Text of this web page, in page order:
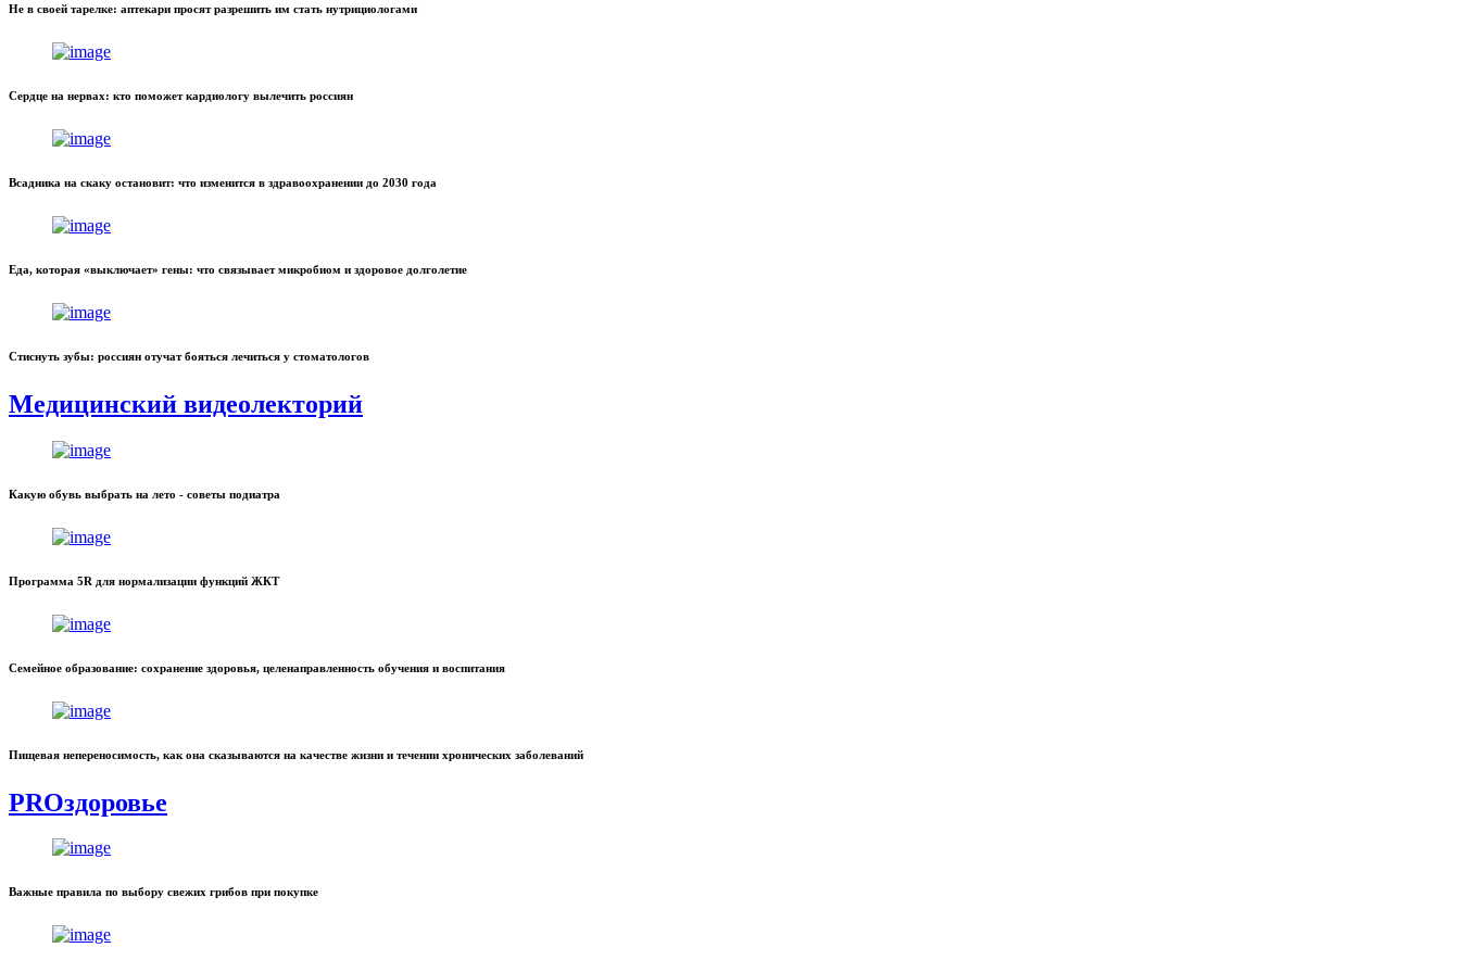
Не в своей тарелке: аптекари просят разрешить им стать нутрициологами
Сердце на нервах: кто поможет кардиологу вылечить россиян
Всадника на скаку остановит: что изменится в здравоохранении до 2030 года
Еда, которая «выключает» гены: что связывает микробиом и здоровое долголетие
Стиснуть зубы: россиян отучат бояться лечиться у стоматологов
Медицинский видеолекторий
Какую обувь выбрать на лето - советы подиатра
Программа 5R для нормализации функций ЖКТ
Семейное образование: сохранение здоровья, целенаправленность обучения и воспитания
Пищевая непереносимость, как она сказываются на качестве жизни и течении хронических заболеваний
PROздоровье
Важные правила по выбору свежих грибов при покупке